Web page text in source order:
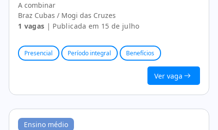
A combinar
Braz Cubas / Mogi das Cruzes
1 vagas | Publicada em 15 de julho
Presencial Período integral Benefícios
Ver vaga
Ensino médio